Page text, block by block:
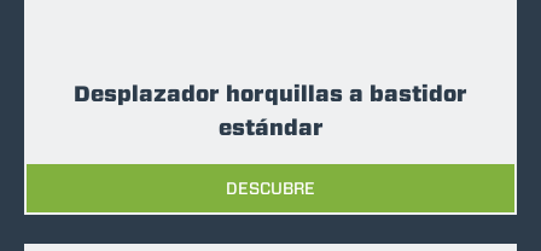
Desplazador horquillas a bastidor
estándar
DESCUBRE